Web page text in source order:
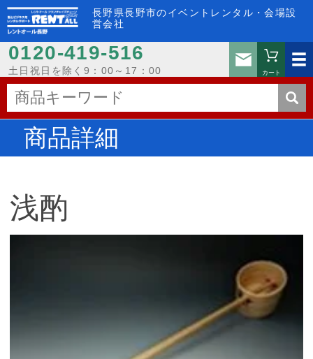
長野県長野市のイベントレンタル・会場設
営会社
0120-419-516
土日祝日を除く9：00～17：00
お問い
カート
商品詳細
浅酌